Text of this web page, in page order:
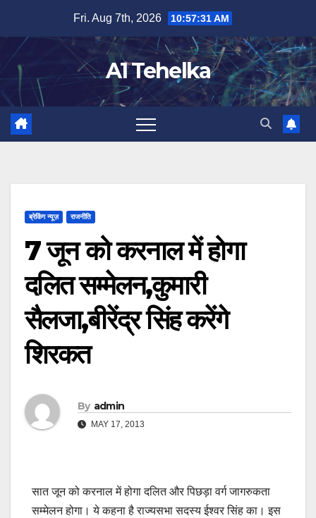
content
Fri. Aug 7th, 2026 10:57:32 AM
A1 Tehelka
ब्रेकिंग न्यूज़ राजनीति
7 जून को करनाल में होगा
दलित सम्मेलन,कुमारी
सैलजा,बीरेंद्र सिंह करेंगे
शिरकत
By admin
MAY 17, 2013
सात जून को करनाल में होगा दलित और पिछड़ा वर्ग जागरुकता
सम्मेलन होगा। ये कहना है राज्यसभा सदस्य ईश्वर सिंह का। इस